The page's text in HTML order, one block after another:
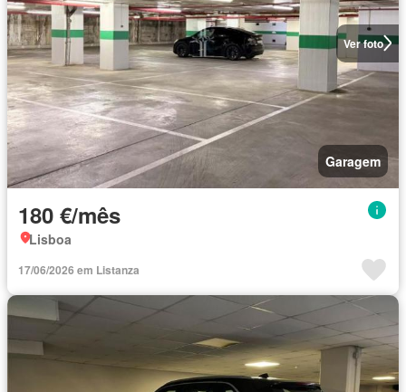
Ver foto
Garagem
180 €/mês
Lisboa
17/06/2026 em Listanza